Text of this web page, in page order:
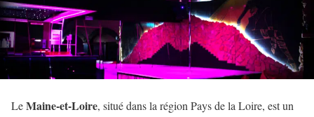
LeMaine-et-Loire, situé dans la région Pays de la Loire, est un